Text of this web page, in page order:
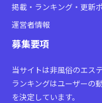
掲載・ランキング・更新
運営者情報
募集要項
当サイトは非風俗のエス
ランキングはユーザーの
を決定しています。